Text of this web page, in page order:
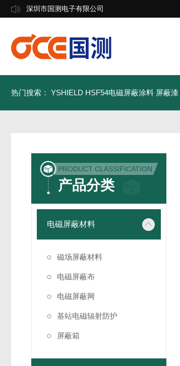
深圳市国测电子有限公司
热门搜索： YSHIELD HSF54电磁屏蔽涂料 屏蔽漆
PRODUCT CLASSIFICATION
产品分类
电磁屏蔽材料
磁场屏蔽材料
电磁屏蔽布
电磁屏蔽网
基站电磁辐射防护
屏蔽箱